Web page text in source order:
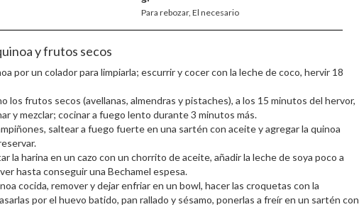
Para rebozar, El necesario
y frutos secos
por un colador para limpiarla; escurrir y cocer con la leche de coco, hervir 18
los frutos secos (avellanas, almendras y pistaches), a los 15 minutos del hervor,
y mezclar; cocinar a fuego lento durante 3 minutos más.
saltear a fuego fuerte en una sartén con aceite y agregar la quinoa
la harina en un cazo con un chorrito de aceite, añadir la leche de soya poco a
hasta conseguir una Bechamel espesa.
cocida, remover y dejar enfriar en un bowl, hacer las croquetas con la
por el huevo batido, pan rallado y sésamo, ponerlas a freír en un sartén con